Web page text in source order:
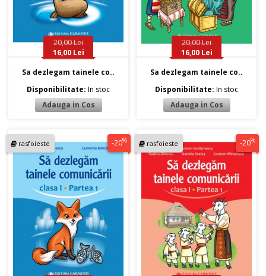
20,00 Lei
16,00 Lei
Sa dezlegam tainele co..
Disponibilitate:In stoc
20,00 Lei
16,00 Lei
Sa dezlegam tainele co..
Disponibilitate:In stoc
rasfoieste -20% rasfoieste -20%